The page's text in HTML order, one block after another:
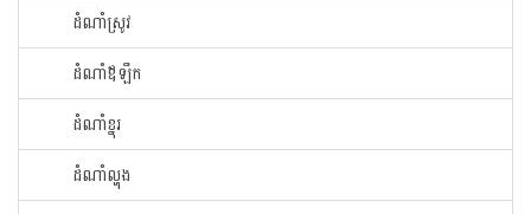
ដំណាំស្រូវ
ដំណាំឪឡឹក
ដំណាំខ្នុរ
ដំណាំ​ល្ហុង​